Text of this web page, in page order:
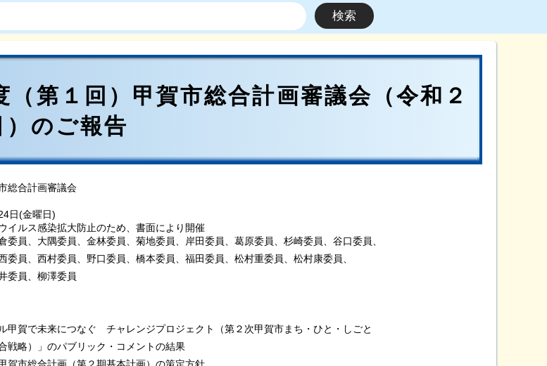
（第１回）甲賀市総合計画審議会（令和２
のご報告
総合計画審議会
日(金曜日)
ルス感染拡大防止のため、書面により開催
、大隅委員、金林委員、菊地委員、岸田委員、葛原委員、杉崎委員、谷口委員、
村委員、野口委員、橋本委員、福田委員、松村重委員、松村康委員、
、柳澤委員
来につなぐ チャレンジプロジェクト（第２次甲賀市まち・ひと・しごと
パブリック・コメントの結果